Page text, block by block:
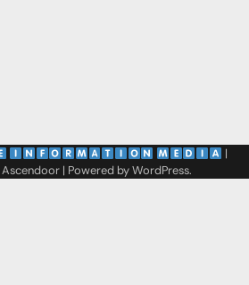
|
Ascendoor| Powered byWordPress.